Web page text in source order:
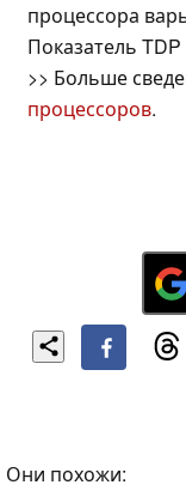
процессора
Показатель TDP
>> Больше
процессоров.
Они похожи: